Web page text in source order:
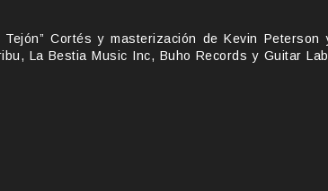
Cortés y masterización de Kevin Peterson
La Bestia Music Inc, Buho Records y Guitar